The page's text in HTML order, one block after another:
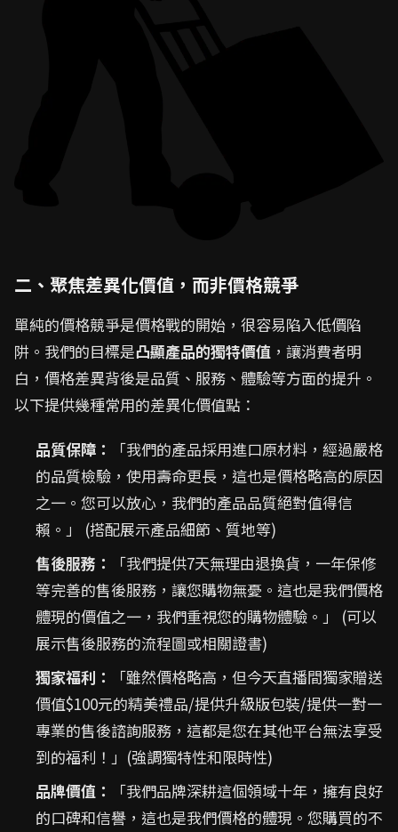
二、聚焦差異化價值，而非價格競爭
單純的價格競爭是價格戰的開始，很容易陷入低價陷
阱。我們的目標是凸顯產品的獨特價值 ，讓消費者明
白，價格差異背後是品質、服務、體驗等方面的提升。
以下提供幾種常用的差異化價值點：
品質保障：
「我們的產品採用進口原材料，經過嚴格
的品質檢驗，使用壽命更長，這也是價格略高的原因
之一。您可以放心，我們的產品品質絕對值得信
賴。」 (搭配展示產品細節、質地等)
售後服務：
「我們提供7天無理由退換貨，一年保修
等完善的售後服務，讓您購物無憂。這也是我們價格
體現的價值之一，我們重視您的購物體驗。」 (可以
展示售後服務的流程圖或相關證書)
獨家福利：
「雖然價格略高，但今天直播間獨家贈送
價值$100元的精美禮品/提供升級版包裝/提供一對一
專業的售後諮詢服務，這都是您在其他平台無法享受
到的福利！」(強調獨特性和限時性)
品牌價值：
「我們品牌深耕這個領域十年，擁有良好
的口碑和信譽，這也是我們價格的體現。您購買的不